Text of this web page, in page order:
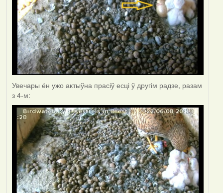
Увечары ён ужо актыўна прасіў есці ў другім радзе, разам
з 4-м: